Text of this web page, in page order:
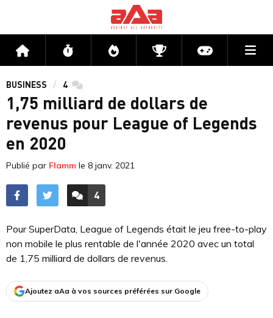
Accueil Flux Directs CompétitionsActu jeux
BUSINESS 4 commentaires
1,75 milliard de dollars de
revenus pour League of Legends
en 2020
Publié par Flamm le 8 janv. 2021
ACCÉDER AUX
4
COMMENTAIRES
Pour SuperData, League of Legends était le jeu free-to-play
non mobile le plus rentable de l'année 2020 avec un total
de 1,75 milliard de dollars de revenus.
Ajoutez aAa à vos sources préférées sur Google